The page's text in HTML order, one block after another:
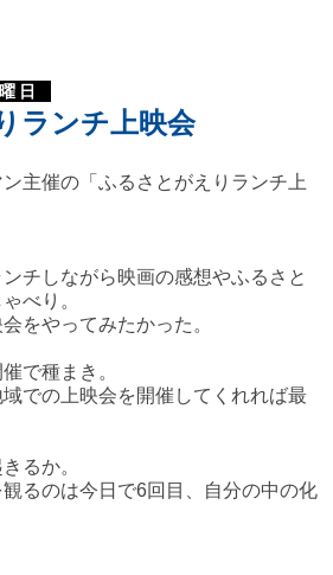
日
ランチ上映会
主催の「ふるさとがえりランチ上
チしながら映画の感想やふるさと
べり。
をやってみたかった。
で種まき。
での上映会を開催してくれれば最
るか。
観るのは今日で6回目、自分の中の化